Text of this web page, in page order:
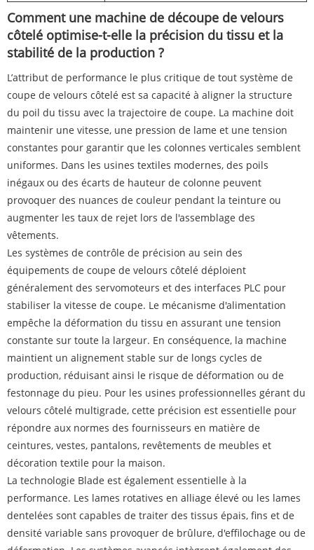
Comment une machine de découpe de velours
côtelé optimise-t-elle la précision du tissu et la
stabilité de la production ?
L’attribut de performance le plus critique de tout système de
coupe de velours côtelé est sa capacité à aligner la structure
du poil du tissu avec la trajectoire de coupe. La machine doit
maintenir une vitesse, une pression de lame et une tension
constantes pour garantir que les colonnes verticales semblent
uniformes. Dans les usines textiles modernes, des poils
inégaux ou des écarts de hauteur de colonne peuvent
provoquer des nuances de couleur pendant la teinture ou
augmenter les taux de rejet lors de l'assemblage des
vêtements.
Les systèmes de contrôle de précision au sein des
équipements de coupe de velours côtelé déploient
généralement des servomoteurs et des interfaces PLC pour
stabiliser la vitesse de coupe. Le mécanisme d'alimentation
empêche la déformation du tissu en assurant une tension
constante sur toute la largeur. En conséquence, la machine
maintient un alignement stable sur de longs cycles de
production, réduisant ainsi le risque de déformation ou de
festonnage du pieu. Pour les usines professionnelles gérant du
velours côtelé multigrade, cette précision est essentielle pour
répondre aux normes des fournisseurs en matière de
ceintures, vestes, pantalons, revêtements de meubles et
décoration textile pour la maison.
La technologie Blade est également essentielle à la
performance. Les lames rotatives en alliage élevé ou les lames
dentelées sont capables de traiter des tissus épais, fins et de
densité variable sans provoquer de brûlure, d'effilochage ou de